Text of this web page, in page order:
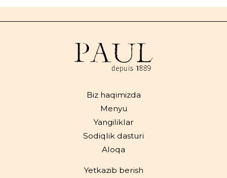
Biz haqimizda
Menyu
Yangiliklar
Sodiqlik dasturi
Aloqa
Yetkazib berish